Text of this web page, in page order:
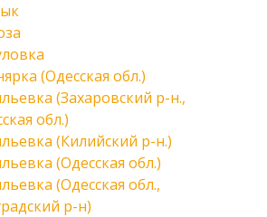
(Одесская обл.)
(Захаровский р-н.,
обл.)
(Килийский р-н.)
(Одесская обл.)
(Одесская обл.,
р-н)